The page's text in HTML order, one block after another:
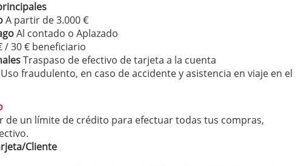
A partir de 3.000 €
Al contado o Aplazado
/ 30 € beneficiario
Traspaso de efectivo de tarjeta a la cuenta
Uso fraudulento, en caso de accidente y asistencia en viaje en el
de un límite de crédito para efectuar todas tus compras,
Cliente